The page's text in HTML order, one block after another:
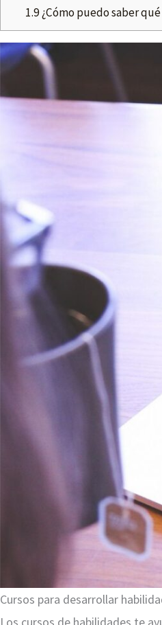
1.9¿Cómo puedo saber
Cursos para desarrollar
Los cursos de habilidades te